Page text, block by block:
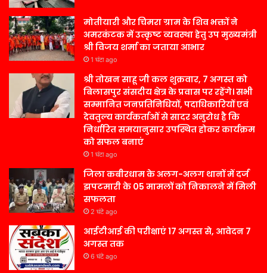
मोतीयारी और चिमरा ग्राम के शिव भक्तों ने
अमरकंटक में उत्कृष्ट व्यवस्था हेतु उप मुख्यमंत्री
श्री विजय शर्मा का जताया आभार
1 घंटा ago
श्री तोखन साहू जी कल शुक्रवार, 7 अगस्त को
बिलासपुर संसदीय क्षेत्र के प्रवास पर रहेंगे। सभी
सम्मानित जनप्रतिनिधियों, पदाधिकारियों एवं
देवतुल्य कार्यकर्ताओं से सादर अनुरोध है कि
निर्धारित समयानुसार उपस्थित होकर कार्यक्रम
को सफल बनाएं
1 घंटा ago
जिला कबीरधाम के अलग-अलग थानों में दर्ज
झपटमारी के 05 मामलों को निकालने में मिली
सफलता
2 घंटे ago
आईटीआई की परीक्षाएं 17 अगस्त से, आवेदन 7
अगस्त तक
6 घंटे ago